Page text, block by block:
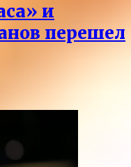
и
перешел